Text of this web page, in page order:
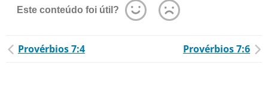
Este conteúdo foi útil?
Provérbios 7:4 Provérbios 7:6